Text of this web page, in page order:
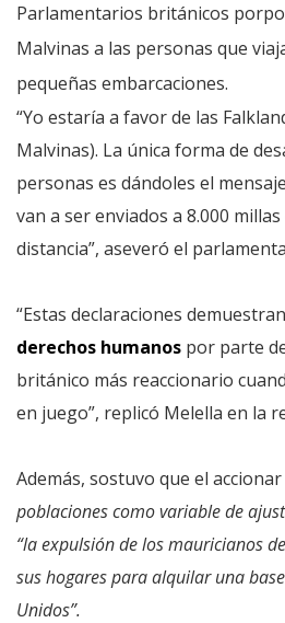
Parlamentarios británicos
Malvinas a las personas que
pequeñas embarcaciones.
“Yo estaría a favor de las
Malvinas). La única forma de
personas es dándoles el
van a ser enviados a 8.000
distancia”, aseveró el
“Estas declaraciones
derechos humanos por parte
británico más reaccionario
en juego”, replicó Melella en la
Además, sostuvo que el
poblaciones como variable de
“la expulsión de los mauricianos
sus hogares para alquilar una
Unidos”.